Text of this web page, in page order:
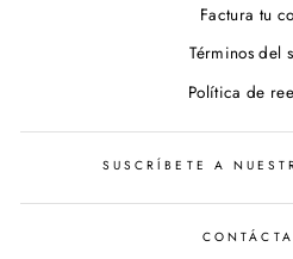
Factura tu
Términos del
Política de
SUSCRÍBETE A